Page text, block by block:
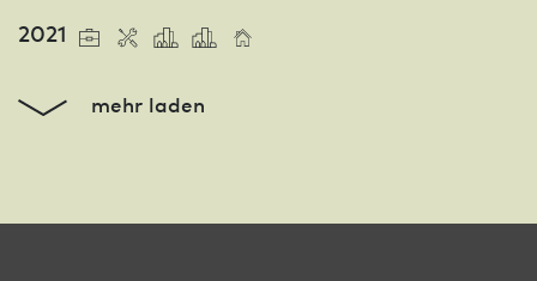
2021
mehr laden